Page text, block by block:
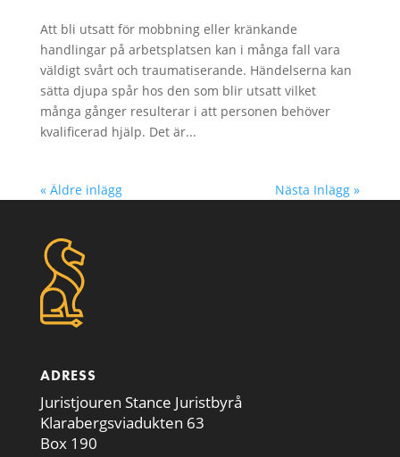
Att bli utsatt för mobbning eller kränkande
handlingar på arbetsplatsen kan i många fall vara
väldigt svårt och traumatiserande. Händelserna kan
sätta djupa spår hos den som blir utsatt vilket
många gånger resulterar i att personen behöver
kvalificerad hjälp. Det är...
« Äldre inlägg Nästa Inlägg »
ADRESS
Juristjouren Stance Juristbyrå
Klarabergsviadukten 63
Box 190